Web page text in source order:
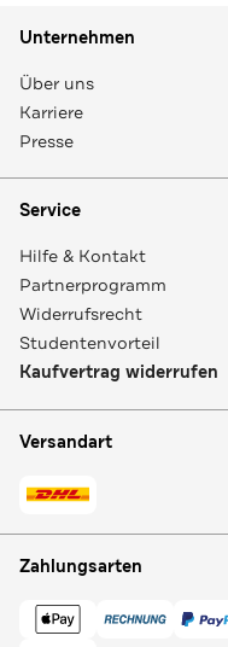
Unternehmen
Über uns
Karriere
Presse
Service
Hilfe & Kontakt
Partnerprogramm
Widerrufsrecht
Studentenvorteil
Kaufvertrag widerrufen
Versandart
Zahlungsarten